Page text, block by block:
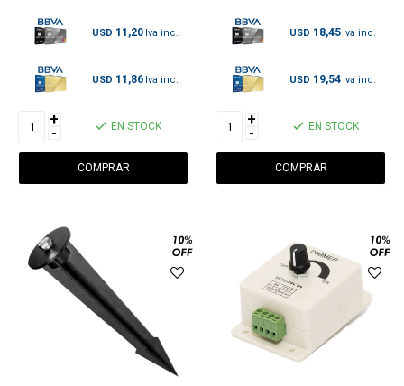
USD 11,20
USD 11,86
+
- EN STOCK
USD 18,45
USD 19,54
+
- EN STOCK